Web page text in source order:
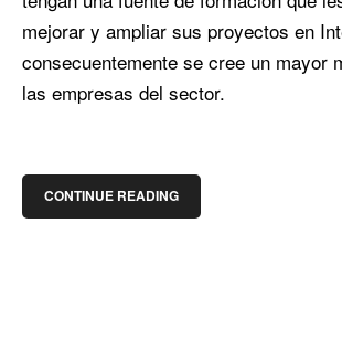
mejorar y ampliar sus proyectos en
consecuentemente se cree un mayor
las empresas del sector.
CONTINUE READING